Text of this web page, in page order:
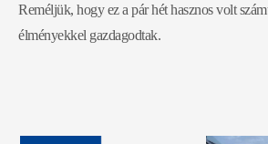
Reméljük, hogy ez a pár hét hasznos volt
élményekkel gazdagodtak.